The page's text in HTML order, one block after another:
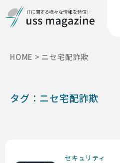
HOME > ニセ宅配詐欺
タグ：ニセ宅配詐欺
セキュリティ